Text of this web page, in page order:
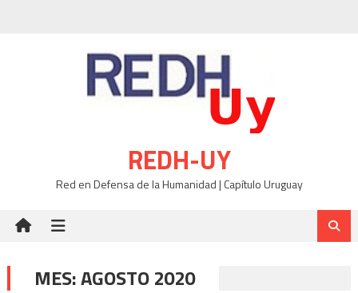
REDH-UY
Red en Defensa de la Humanidad | Capítulo Uruguay
MES:AGOSTO 2020